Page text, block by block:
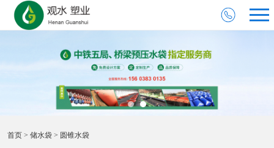
首页 > 储水袋 > 圆锥水袋